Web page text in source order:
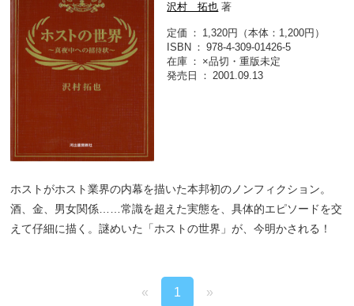
沢村 拓也 著
定価
1,320円（本体：1,200円）
ISBN
978-4-309-01426-5
在庫
×品切・重版未定
発売日
2001.09.13
ホストがホスト業界の内幕を描いた本邦初のノンフィクション。
酒、金、男女関係……常識を超えた実態を、具体的エピソードを交
えて仔細に描く。謎めいた「ホストの世界」が、今明かされる！
« 1 »